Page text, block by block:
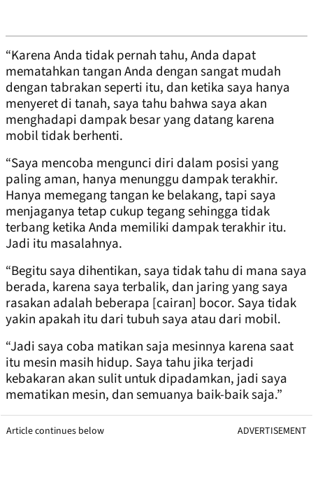
“Karena Anda tidak pernah tahu, Anda dapat
mematahkan tangan Anda dengan sangat mudah
dengan tabrakan seperti itu, dan ketika saya hanya
menyeret di tanah, saya tahu bahwa saya akan
menghadapi dampak besar yang datang karena
mobil tidak berhenti.
“Saya mencoba mengunci diri dalam posisi yang
paling aman, hanya menunggu dampak terakhir.
Hanya memegang tangan ke belakang, tapi saya
menjaganya tetap cukup tegang sehingga tidak
terbang ketika Anda memiliki dampak terakhir itu.
Jadi itu masalahnya.
“Begitu saya dihentikan, saya tidak tahu di mana saya
berada, karena saya terbalik, dan jaring yang saya
rasakan adalah beberapa [cairan] bocor. Saya tidak
yakin apakah itu dari tubuh saya atau dari mobil.
“Jadi saya coba matikan saja mesinnya karena saat
itu mesin masih hidup. Saya tahu jika terjadi
kebakaran akan sulit untuk dipadamkan, jadi saya
mematikan mesin, dan semuanya baik-baik saja.”
Article continues below ADVERTISEMENT